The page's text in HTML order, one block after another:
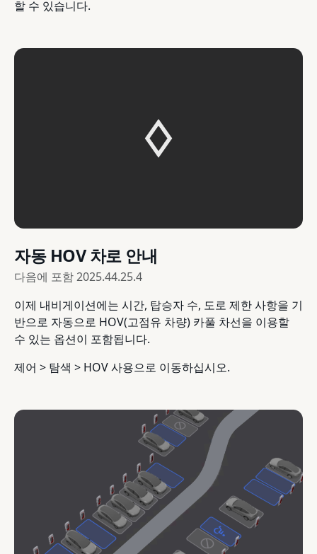
할 수 있습니다.
자동 HOV 차로 안내
다음에 포함2025.44.25.4
이제 내비게이션에는 시간, 탑승자 수, 도로 제한 사항을 기
반으로 자동으로 HOV(고점유 차량) 카풀 차선을 이용할
수 있는 옵션이 포함됩니다.
제어 > 탐색 > HOV 사용으로 이동하십시오.